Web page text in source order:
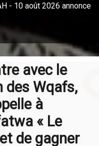
- 10 août 2026 annonce
avec le
des Wqafs,
à
« Le
de gagner